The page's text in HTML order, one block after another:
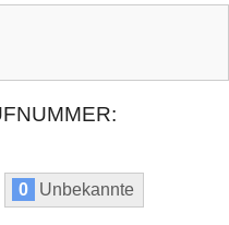
0 Unbekannte